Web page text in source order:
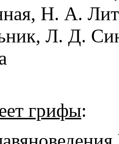
Н. А.
Л. Д.
грифы: